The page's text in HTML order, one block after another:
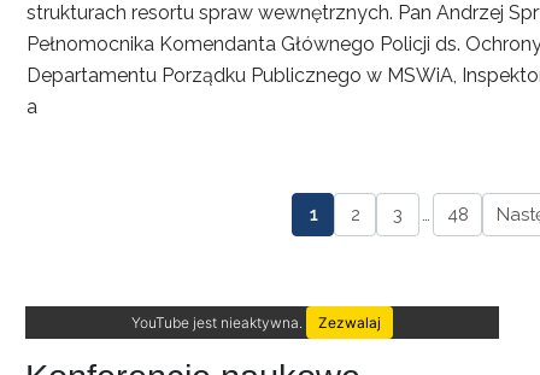
strukturach resortu spraw wewnętrznych. Pan Andrzej
Pełnomocnika Komendanta Głównego Policji ds.
Departamentu Porządku Publicznego w MSWiA,
a
1 2 3 … 48
YouTube jest nieaktywna. Zezwalaj